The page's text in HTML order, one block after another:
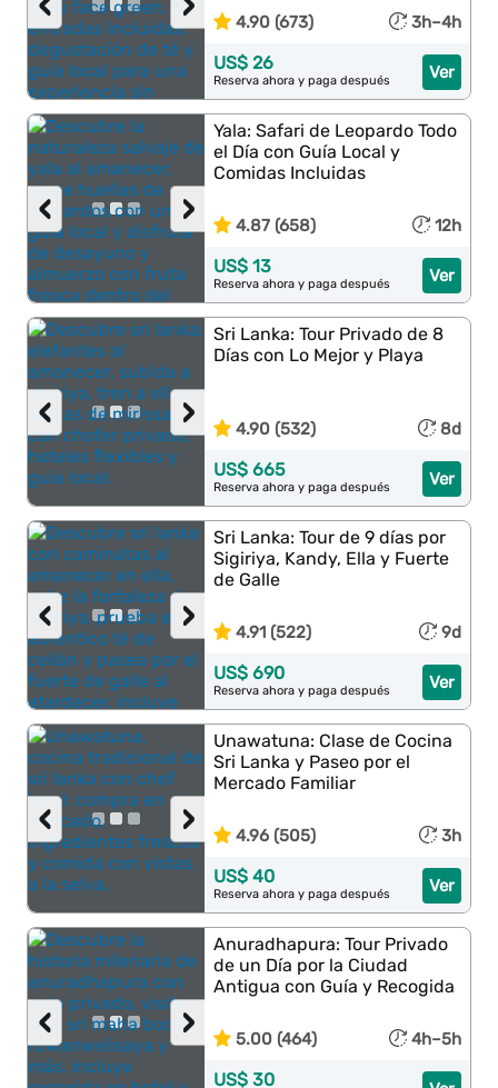
4.90 (673) 3h–4h
Ver
US$ 26
Reserva ahora y paga después
›
‹
Yala: Safari de Leopardo Todo
el Día con Guía Local y
Comidas Incluidas
4.87 (658) 12h
Ver
US$ 13
Reserva ahora y paga después
›
‹
Sri Lanka: Tour Privado de 8
Días con Lo Mejor y Playa
4.90 (532) 8d
Ver
US$ 665
Reserva ahora y paga después
›
‹
Sri Lanka: Tour de 9 días por
Sigiriya, Kandy, Ella y Fuerte
de Galle
4.91 (522) 9d
Ver
US$ 690
Reserva ahora y paga después
›
‹
Unawatuna: Clase de Cocina
Sri Lanka y Paseo por el
Mercado Familiar
4.96 (505) 3h
Ver
US$ 40
Reserva ahora y paga después
›
‹
Anuradhapura: Tour Privado
de un Día por la Ciudad
Antigua con Guía y Recogida
5.00 (464) 4h–5h
US$ 30